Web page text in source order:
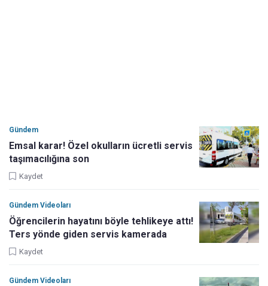
Gündem
Emsal karar! Özel okulların ücretli servis
taşımacılığına son
Kaydet
Gündem Videoları
Öğrencilerin hayatını böyle tehlikeye attı!
Ters yönde giden servis kamerada
Kaydet
Gündem Videoları